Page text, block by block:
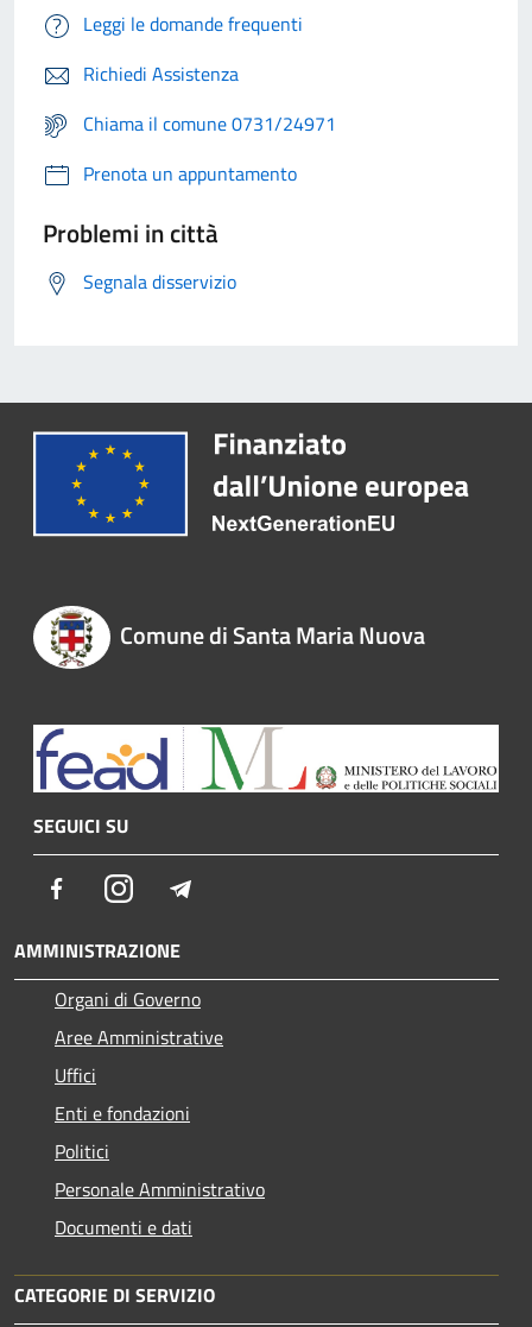
Leggi le domande frequenti
Richiedi Assistenza
Chiama il comune 0731/24971
Prenota un appuntamento
Problemi in città
Segnala disservizio
Comune di Santa Maria Nuova
SEGUICI SU
FacebookInstagram
AMMINISTRAZIONE
Organi di Governo
Aree Amministrative
Uffici
Enti e fondazioni
Politici
Personale Amministrativo
Documenti e dati
CATEGORIE DI SERVIZIO